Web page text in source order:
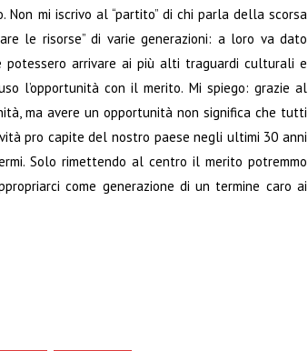
mi iscrivo al “partito” di chi parla della scorsa
le risorse” di varie generazioni: a loro va dato
arrivare ai più alti traguardi culturali e
l’opportunità con il merito. Mi spiego: grazie al
ma avere un opportunità non significa che tutti
pro capite del nostro paese negli ultimi 30 anni
Solo rimettendo al centro il merito potremmo
come generazione di un termine caro ai